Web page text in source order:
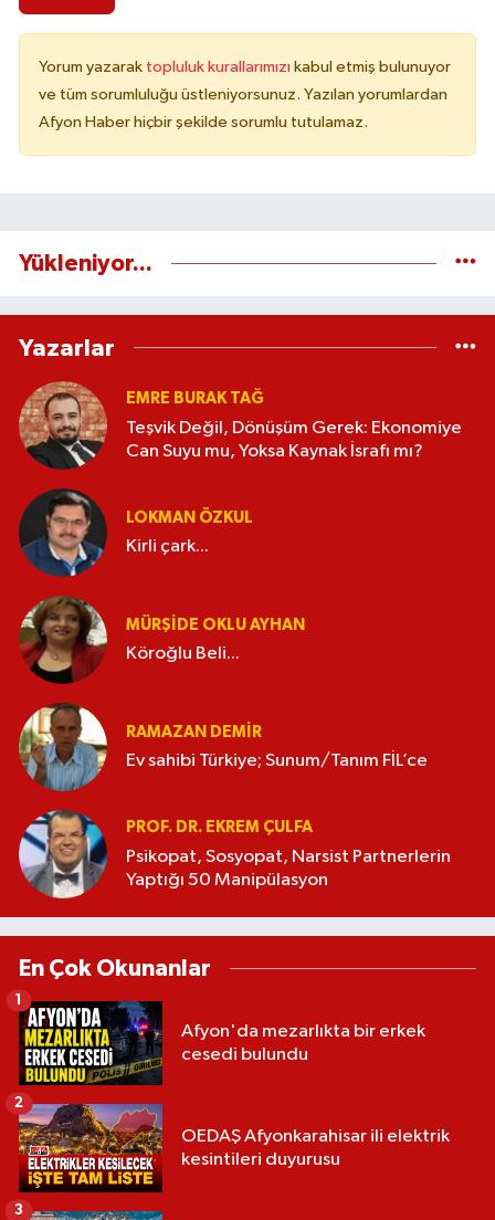
Yorum yazarak topluluk kurallarımızı kabul etmiş bulunuyor
ve tüm sorumluluğu üstleniyorsunuz. Yazılan yorumlardan
Afyon Haber hiçbir şekilde sorumlu tutulamaz.
Yükleniyor...
Yazarlar
EMRE BURAK TAĞ
Teşvik Değil, Dönüşüm Gerek: Ekonomiye
Can Suyu mu, Yoksa Kaynak İsrafı mı?
LOKMAN ÖZKUL
Kirli çark...
MÜRŞIDE OKLU AYHAN
Köroğlu Beli...
RAMAZAN DEMİR
Ev sahibi Türkiye; Sunum/Tanım FİL’ce
PROF. DR. EKREM ÇULFA
Psikopat, Sosyopat, Narsist Partnerlerin
Yaptığı 50 Manipülasyon
En Çok Okunanlar
Afyon'da mezarlıkta bir erkek
cesedi bulundu
1
OEDAŞ Afyonkarahisar ili elektrik
kesintileri duyurusu
2
3